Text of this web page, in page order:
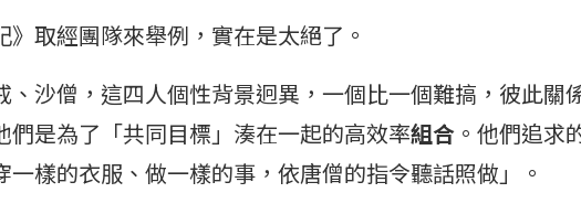
》取經團隊來舉例，實在是太絕了。
、沙僧，這四人個性背景迥異，一個比一個難搞，彼此關
們是為了「共同目標」湊在一起的高效率組合 。他們追求
一樣的衣服、做一樣的事，依唐僧的指令聽話照做」。